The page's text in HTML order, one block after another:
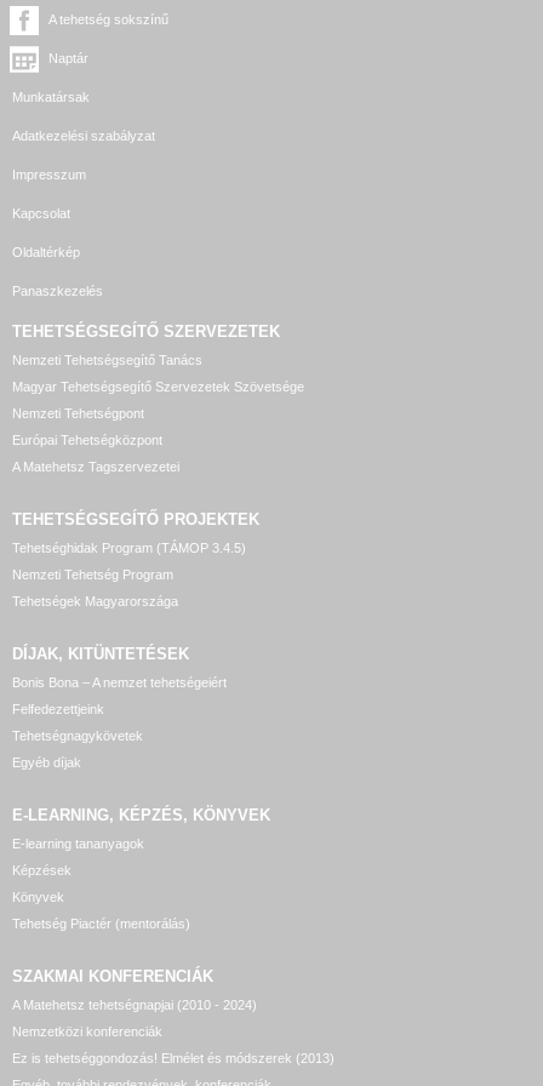
A tehetség sokszínű
Naptár
Munkatársak
Adatkezelési szabályzat
Impresszum
Kapcsolat
Oldaltérkép
Panaszkezelés
TEHETSÉGSEGÍTŐ SZERVEZETEK
Nemzeti Tehetségsegítő Tanács
Magyar Tehetségsegítő Szervezetek Szövetsége
Nemzeti Tehetségpont
Európai Tehetségközpont
A Matehetsz Tagszervezetei
TEHETSÉGSEGÍTŐ PROJEKTEK
Tehetséghidak Program (TÁMOP 3.4.5)
Nemzeti Tehetség Program
Tehetségek Magyarországa
DÍJAK, KITÜNTETÉSEK
Bonis Bona – A nemzet tehetségeiért
Felfedezettjeink
Tehetségnagykövetek
Egyéb díjak
E-LEARNING, KÉPZÉS, KÖNYVEK
E-learning tananyagok
Képzések
Könyvek
Tehetség Piactér (mentorálás)
SZAKMAI KONFERENCIÁK
A Matehetsz tehetségnapjai (2010 - 2024)
Nemzetközi konferenciák
Ez is tehetséggondozás! Elmélet és módszerek (2013)